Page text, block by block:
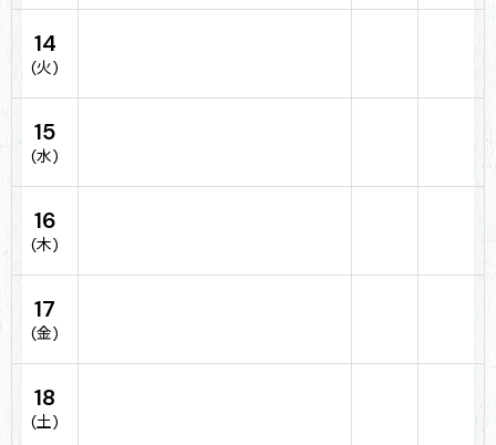
14
(火)
15
(水)
16
(木)
17
(金)
18
(土)